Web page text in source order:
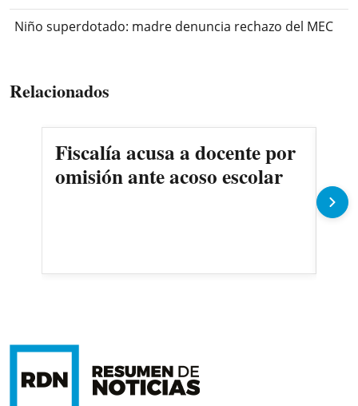
Niño superdotado: madre denuncia rechazo del MEC
Relacionados
Fiscalía acusa a docente por
omisión ante acoso escolar